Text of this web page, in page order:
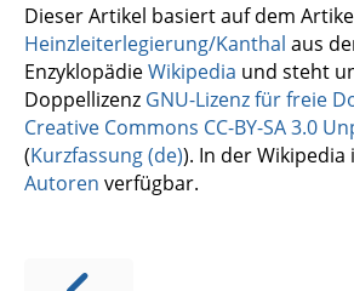
Dieser Artikel basiert auf dem
Heinzleiterlegierung/Kanthal aus
EnzyklopädieWikipedia und steht
Doppellizenz GNU-Lizenz für freie
Creative Commons CC-BY-SA 3.0
(Kurzfassung (de)). In der Wikipedia
Autoren verfügbar.